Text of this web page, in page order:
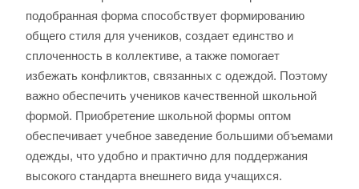
подобранная форма способствует формированию
общего стиля для учеников, создает единство и
сплоченность в коллективе, а также помогает
избежать конфликтов, связанных с одеждой. Поэтому
важно обеспечить учеников качественной школьной
формой. Приобретение школьной формы оптом
обеспечивает учебное заведение большими объемами
одежды, что удобно и практично для поддержания
высокого стандарта внешнего вида учащихся.